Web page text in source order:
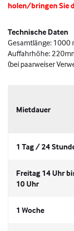
holen/bringen Sie
Technische Daten
Gesamtlänge: 1000
Auffahrhöhe:
(bei paarweiser
Mietdauer
1 Tag / 24
Freitag 14 Uhr
10 Uhr
1 Woche